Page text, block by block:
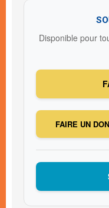
Disponible pour
FAIRE UN